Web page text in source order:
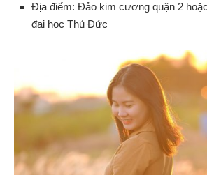
Địa điểm: Đảo kim cương quận 2
đại học Thủ Đức